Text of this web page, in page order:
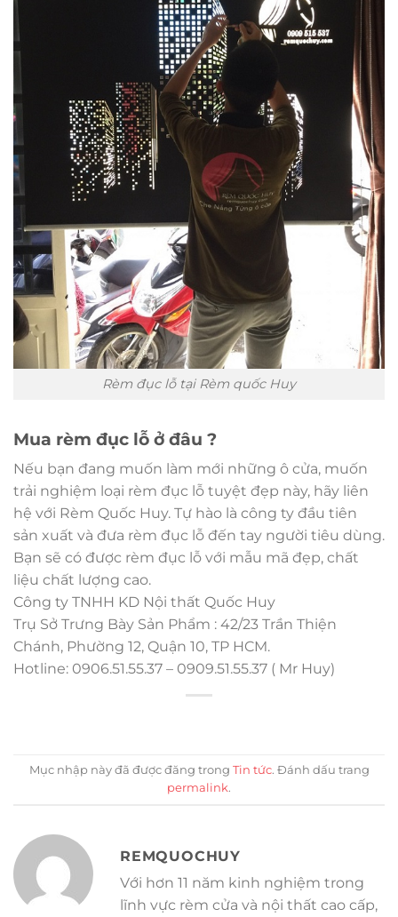
Rèm đục lỗ tại Rèm quốc Huy
Mua rèm đục lỗ ở đâu ?
Nếu bạn đang muốn làm mới những ô cửa, muốn
trải nghiệm loại rèm đục lỗ tuyệt đẹp này, hãy liên
hệ với Rèm Quốc Huy. Tự hào là công ty đầu tiên
sản xuất và đưa rèm đục lỗ đến tay người tiêu dùng.
Bạn sẽ có được rèm đục lỗ với mẫu mã đẹp, chất
liệu chất lượng cao.
Công ty TNHH KD Nội thất Quốc Huy
Trụ Sở Trưng Bày Sản Phẩm : 42/23 Trần Thiện
Chánh, Phường 12, Quận 10, TP HCM.
Hotline: 0906.51.55.37 – 0909.51.55.37 ( Mr Huy)
Mục nhập này đã được đăng trong Tin tức. Đánh dấu trang
permalink.
REMQUOCHUY
Với hơn 11 năm kinh nghiệm trong
lĩnh vực rèm cửa và nội thất cao cấp,